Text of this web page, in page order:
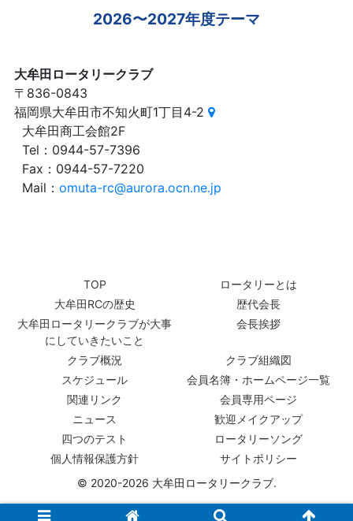
2026〜2027年度テーマ
大牟田ロータリークラブ
〒836-0843
福岡県大牟田市不知火町1丁目4-2
大牟田商工会館2F
Tel：0944-57-7396
Fax：0944-57-7220
Mail：omuta-rc@aurora.ocn.ne.jp
TOP
ロータリーとは
大牟田RCの歴史
歴代会長
大牟田ロータリークラブが大事
にしていきたいこと
会長挨拶
クラブ概況
クラブ組織図
スケジュール
会員名簿・ホームページ一覧
関連リンク
会員専用ページ
ニュース
歓迎メイクアップ
四つのテスト
ロータリーソング
個人情報保護方針
サイトポリシー
© 2020-2026 大牟田ロータリークラブ.